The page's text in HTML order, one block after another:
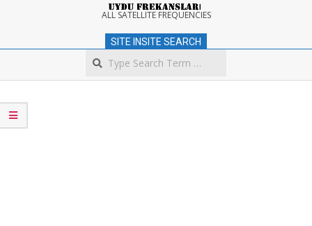
Satellite
Frequency
ALL SATELLITE FREQUENCIES
SITE INSITE SEARCH
Navigation
Menu